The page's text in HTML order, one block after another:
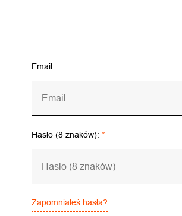
Email
Hasło (8 znaków): *
Zapomniałeś hasła?